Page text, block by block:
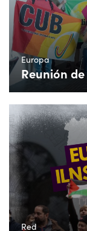
Europa
Reunión
Red